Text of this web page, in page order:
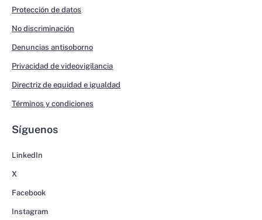
Protección de datos
No discriminación
Denuncias antisoborno
Privacidad de videovigilancia
Directriz de equidad e igualdad
Términos y condiciones
Síguenos
LinkedIn
X
Facebook
Instagram